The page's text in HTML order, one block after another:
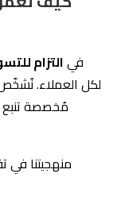
فيالتزام
لكل العملاء.
مُخصصة
منهجيتنا